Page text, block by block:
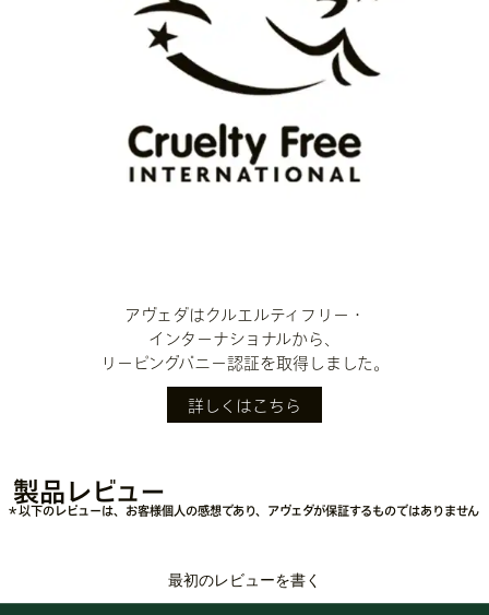
アヴェダはクルエルティフリー・
インターナショナルから、
リーピングバニー認証を取得しました。
詳しくはこちら
製品レビュー
＊以下のレビューは、お客様個人の感想であり、アヴェダが保証するものではありません
最初のレビューを書く